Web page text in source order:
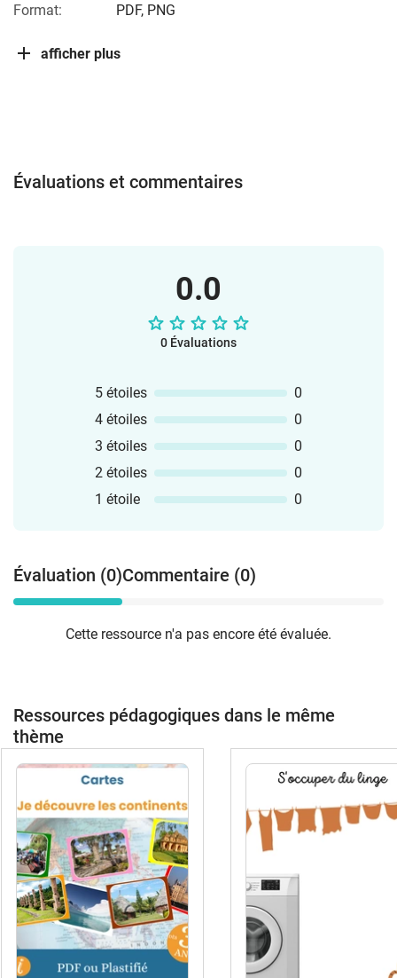
Format: PDF, PNG
afficher plus
Évaluations et commentaires
0.0
0 Évaluations
5 étoiles
0
4 étoiles
0
3 étoiles
0
2 étoiles
0
1 étoile
0
Évaluation (0)Commentaire (0)
Cette ressource n'a pas encore été évaluée.
Ressources pédagogiques dans le même
thème